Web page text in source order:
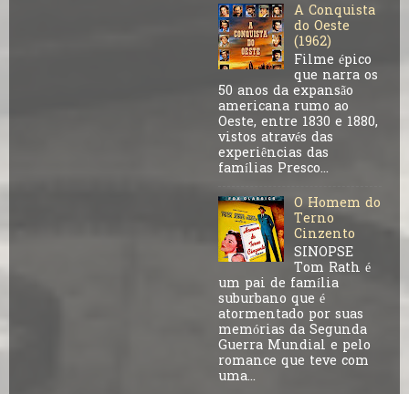
A Conquista
do Oeste
(1962)
Filme épico
que narra os
50 anos da expansão
americana rumo ao
Oeste, entre 1830 e 1880,
vistos através das
experiências das
famílias Presco...
O Homem do
Terno
Cinzento
SINOPSE
Tom Rath é
um pai de família
suburbano que é
atormentado por suas
memórias da Segunda
Guerra Mundial e pelo
romance que teve com
uma...